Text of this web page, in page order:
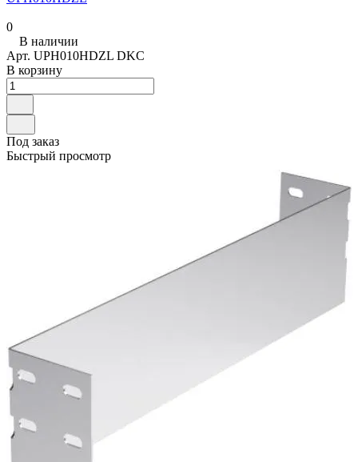
0
В наличии
Арт. UPH010HDZL DKC
В корзину
Под заказ
Быстрый просмотр